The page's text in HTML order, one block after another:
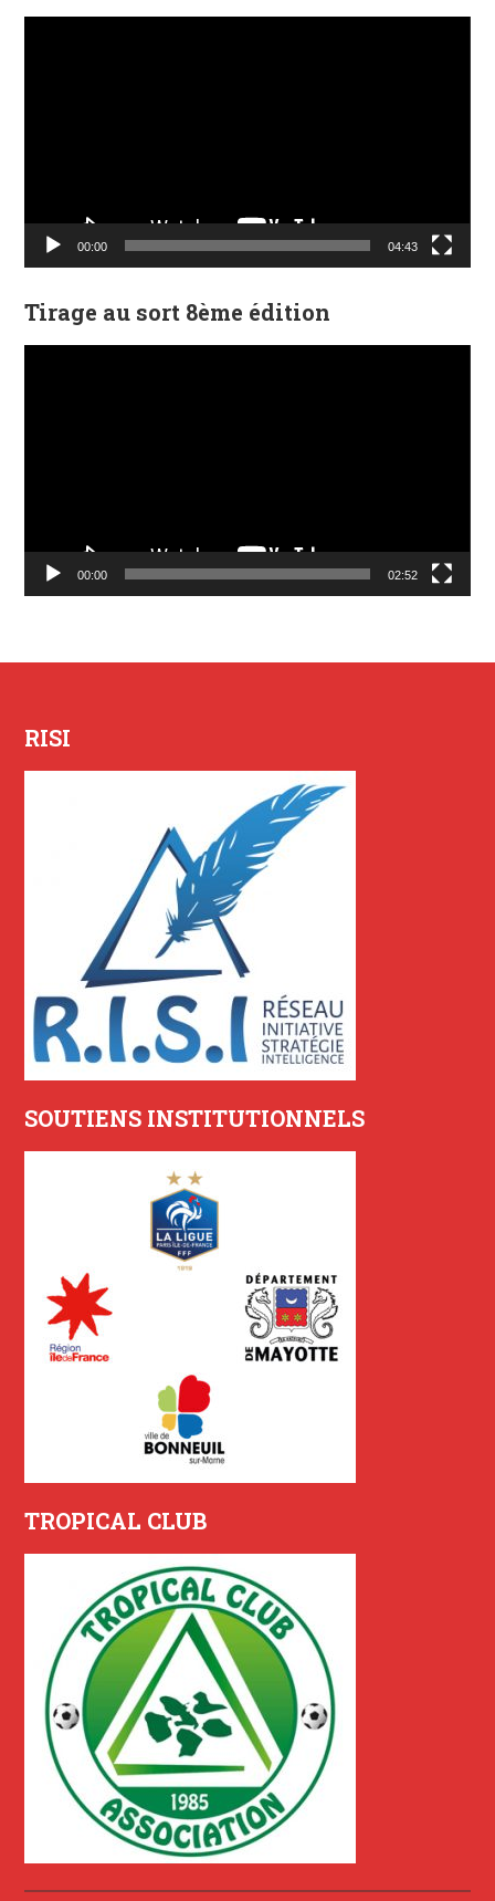
00:00 04:43
Tirage au sort 8ème édition
00:00 02:52
RISI
SOUTIENS INSTITUTIONNELS
TROPICAL CLUB